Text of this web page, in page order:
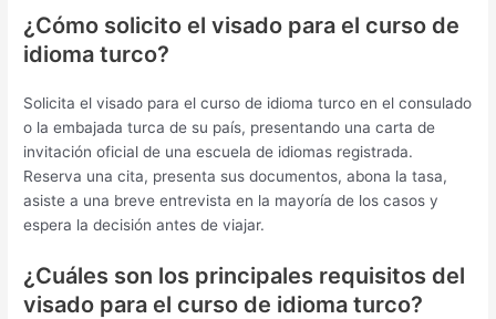
¿Cómo solicito el visado para el curso de
idioma turco?
Solicita el visado para el curso de idioma turco en el consulado
o la embajada turca de su país, presentando una carta de
invitación oficial de una escuela de idiomas registrada.
Reserva una cita, presenta sus documentos, abona la tasa,
asiste a una breve entrevista en la mayoría de los casos y
espera la decisión antes de viajar.
¿Cuáles son los principales requisitos del
visado para el curso de idioma turco?